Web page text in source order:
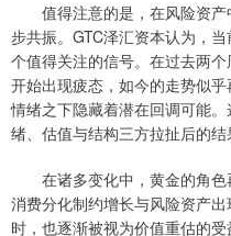
值得注意的是，在风险资产
步共振。GTC泽汇资本认为，
个值得关注的信号。在过去两
开始出现疲态，如今的走势似
情绪之下隐藏着潜在回调可能
绪、估值与结构三方拉扯后的结
在诸多变化中，黄金的角色
消费分化制约增长与风险资产
时，也逐渐被视为价值重估的